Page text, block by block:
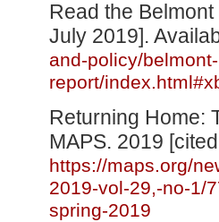
Read the
July 2019].
and-policy/
report/
Returning Home:
MAPS. 2019
https://maps.org/
2019-vol-29,-no-1/
spring-2019